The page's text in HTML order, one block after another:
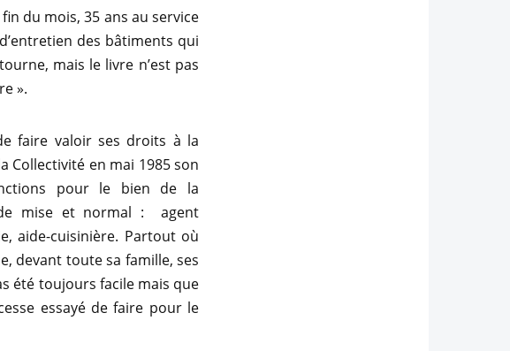
du mois, 35 ans au service
des bâtiments qui
mais le livre n’est pas
».
faire valoir ses droits à la
Collectivité en mai 1985 son
pour le bien de la
mise et normal : agent
aide-cuisinière. Partout où
devant toute sa famille, ses
été toujours facile mais que
essayé de faire pour le